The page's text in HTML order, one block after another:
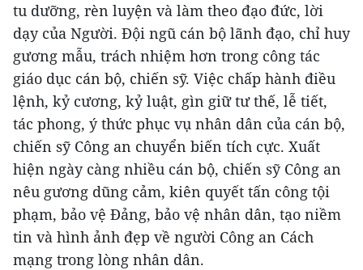
tu dưỡng, rèn luyện và làm theo đạo đức, lời
dạy của Người. Đội ngũ cán bộ lãnh đạo, chỉ huy
gương mẫu, trách nhiệm hơn trong công tác
giáo dục cán bộ, chiến sỹ. Việc chấp hành điều
lệnh, kỷ cương, kỷ luật, gìn giữ tư thế, lễ tiết,
tác phong, ý thức phục vụ nhân dân của cán bộ,
chiến sỹ Công an chuyển biến tích cực. Xuất
hiện ngày càng nhiều cán bộ, chiến sỹ Công an
nêu gương dũng cảm, kiên quyết tấn công tội
phạm, bảo vệ Đảng, bảo vệ nhân dân, tạo niềm
tin và hình ảnh đẹp về người Công an Cách
mạng trong lòng nhân dân.